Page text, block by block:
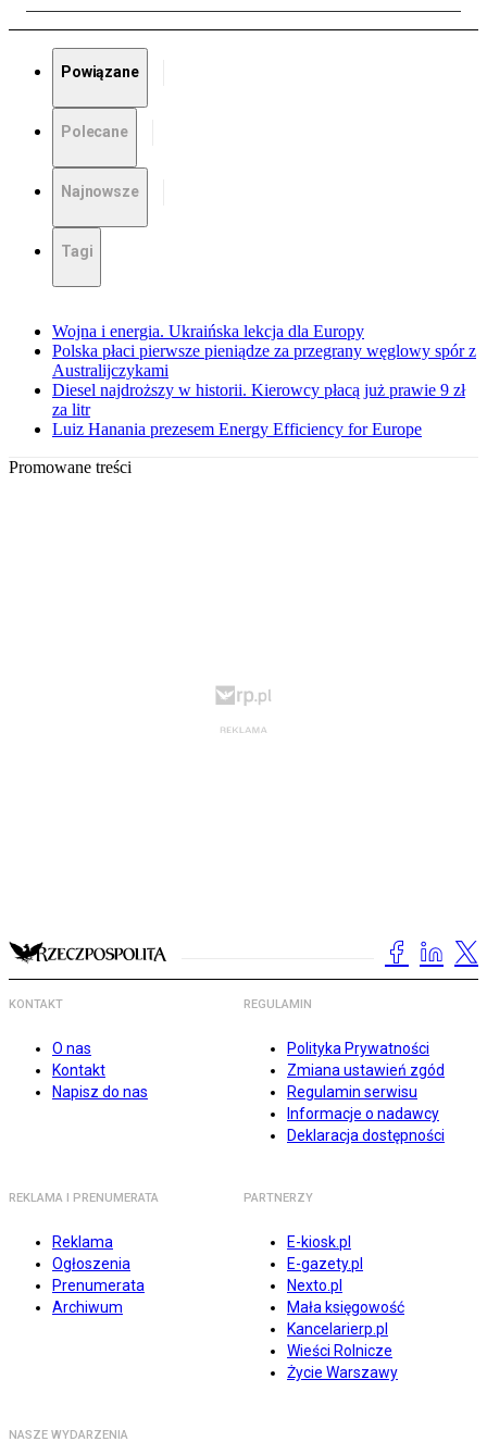
Powiązane
Polecane
Najnowsze
Tagi
Wojna i energia. Ukraińska lekcja dla Europy
Polska płaci pierwsze pieniądze za przegrany węglowy spór z
Australijczykami
Diesel najdroższy w historii. Kierowcy płacą już prawie 9 zł
za litr
Luiz Hanania prezesem Energy Efficiency for Europe
Promowane treści
KONTAKT
O nas
Kontakt
Napisz do nas
REGULAMIN
Polityka Prywatności
Zmiana ustawień zgód
Regulamin serwisu
Informacje o nadawcy
Deklaracja dostępności
REKLAMA I PRENUMERATA
Reklama
Ogłoszenia
Prenumerata
Archiwum
PARTNERZY
E-kiosk.pl
E-gazety.pl
Nexto.pl
Mała księgowość
Kancelarierp.pl
Wieści Rolnicze
Życie Warszawy
NASZE WYDARZENIA